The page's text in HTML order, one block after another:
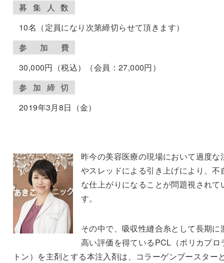
募 集 人
数
10名（定員になり次第締切らせて頂きます）
参
加
費
30,000円（税込）（会員：27,000円）
参
加 締 切
2019年3月8日（金）
昨今の美容医療の現場において過度な
やスレッドによる引き上げにより、不
な仕上がりになることが問題視されて
す。
その中で、吸収性縫合糸として長期に
高い評価を得ているPCL（ポリカプロ
トン）を主剤とする本注入剤は、コラーゲンブースター